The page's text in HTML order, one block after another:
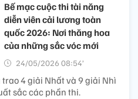
Bế mạc cuộc thi tài năng
diễn viên cải lương toàn
quốc 2026: Nơi thăng hoa
của những sắc vóc mới
24/05/2026 08:54’
trao 4 giải Nhất và 9 giải Nhì
sắc các phần thi.